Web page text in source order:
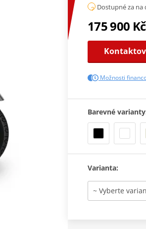
Dostupné za na
175 900 Kč
Možnosti
Barevné
Varianta: